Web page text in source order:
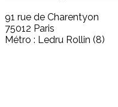
91 rue de Charentyon
75012 Paris
Métro : Ledru Rollin (8)